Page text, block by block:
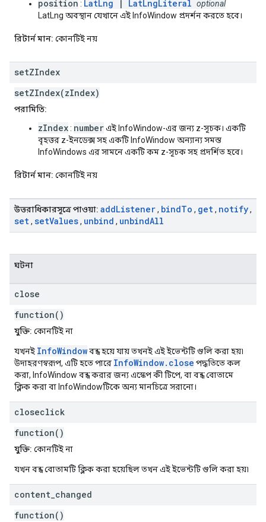
position : LatLng | LatLngLiteral optional
LatLng অবস্থান যেখানে এই InfoWindow প্রদর্শন করতে হবে।
রিটার্ন মান: কোনটিই নয়
setZIndex
setZIndex(zIndex)
পরামিতি:
zIndex: numberএই InfoWindow-এর জন্য z-সূচক। একটি
বৃহত্তর z-ইনডেক্স সহ একটি InfoWindow অন্যান্য সমস্ত
InfoWindows এর সামনে একটি কম z-সূচক সহ প্রদর্শিত হবে।
রিটার্ন মান: কোনটিই নয়
উত্তরাধিকারসূত্রে পাওয়া: addListener, bindTo , get, notify,
set, setValues​​, unbind , unbindAll
ঘটনা
close
function()
যুক্তি: কোনটিই না
যখনই InfoWindowবন্ধ হয়ে যায় তখনই এই ইভেন্টটি গুলি করা হয়৷
উদাহরণস্বরূপ, এটি হতে পারে InfoWindow.close পদ্ধতিতে কল
করা, InfoWindow বন্ধ করার জন্য এস্কেপ কী টিপে, বা বন্ধ বোতামে
ক্লিক করা বা InfoWindowটিকে অন্য মানচিত্রে সরানো।
closeclick
function()
যুক্তি: কোনটিই না
যখন বন্ধ বোতামটি ক্লিক করা হয়েছিল তখন এই ইভেন্টটি গুলি করা হয়৷
content changed
function()